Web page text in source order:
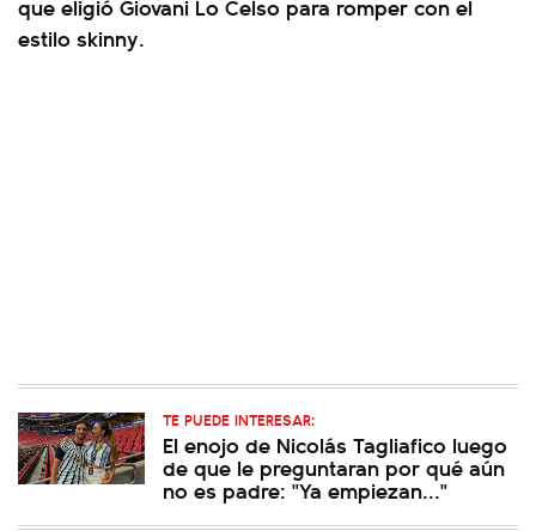
que eligió Giovani Lo Celso para romper con el
estilo skinny.
TE PUEDE INTERESAR:
El enojo de Nicolás Tagliafico luego
de que le preguntaran por qué aún
no es padre: "Ya empiezan..."